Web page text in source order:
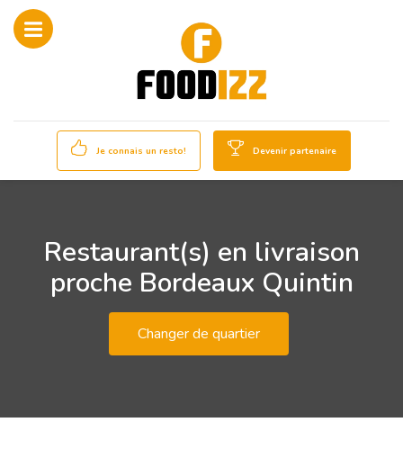
Je connais un resto! Devenir partenaire
Restaurant(s) en livraison
proche Bordeaux Quintin
Changer de quartier